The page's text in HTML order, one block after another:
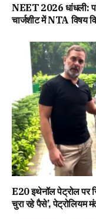
NEET 2026 धांधली:
चार्जशीट में NTA विषय
E20 इथेनॉल पेट्रोल पर
चुरा रहे पैसे’, पेट्रोलियम